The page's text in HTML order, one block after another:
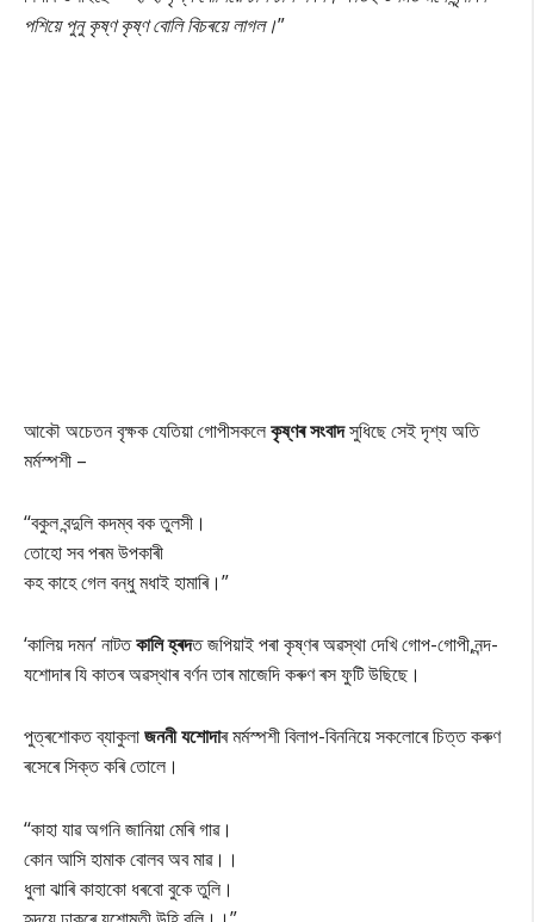
পশিয়ে পুনু কৃষ্ণ কৃষ্ণ বোলি বিচৰয়ে লাগল।”
আকৌ অচেতন বৃক্ষক যেতিয়া গোপীসকলেকৃষ্ণৰ সংবাদসুধিছে সেই দৃশ্য অতি
মৰ্মস্পশী –
‘‘বকুল বন্দুলি কদম্ব বক তুলসী।
তোহো সব পৰম উপকাৰী
কহ কাহে গেল বন্ধু মধাই হামাৰি।”
‘কালিয় দমন‘ নাটতকালি হ্ৰদত জপিয়াই পৰা কৃষ্ণৰ অৱস্থা দেখি গোপ-গোপী,নন্দ-
যশোদাৰ যি কাতৰ অৱস্থাৰ বৰ্ণন তাৰ মাজেদি কৰুণ ৰস ফুটি উছিছে।
পুত্ৰশোকত ব্যাকুলাজননী যশোদাৰ মৰ্মস্পশী বিলাপ-বিননিয়ে সকলোৰে চিত্ত কৰুণ
ৰসেৰে সিক্ত কৰি তোলে।
‘‘কাহা যাৱ অগনি জানিয়া মেৰি গাৱ।
কোন আসি হামাক বোলব অব মাৱ।।
ধুলা ঝাৰি কাহাকো ধৰবো বুকে তুলি।